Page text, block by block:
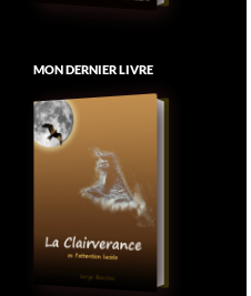
MON DERNIER LIVRE